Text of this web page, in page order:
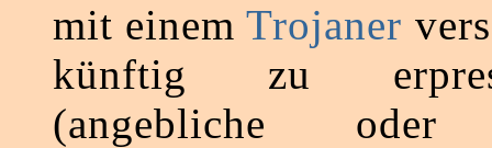
mit einemTrojaner
künftig zu
(angebliche oder